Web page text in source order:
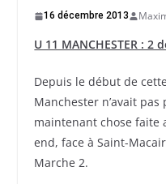
16 décembre 2013
U 11 MANCHESTER : 2
Depuis le début de
Manchester n’avait
maintenant chose faite
end, face à Saint-
Marche 2.